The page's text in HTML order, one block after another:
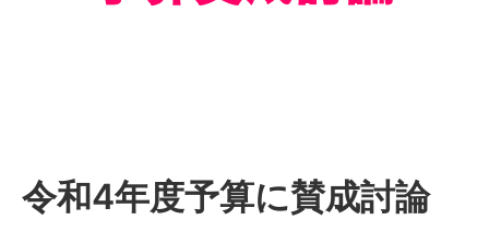
令和4年度予算に賛成討論